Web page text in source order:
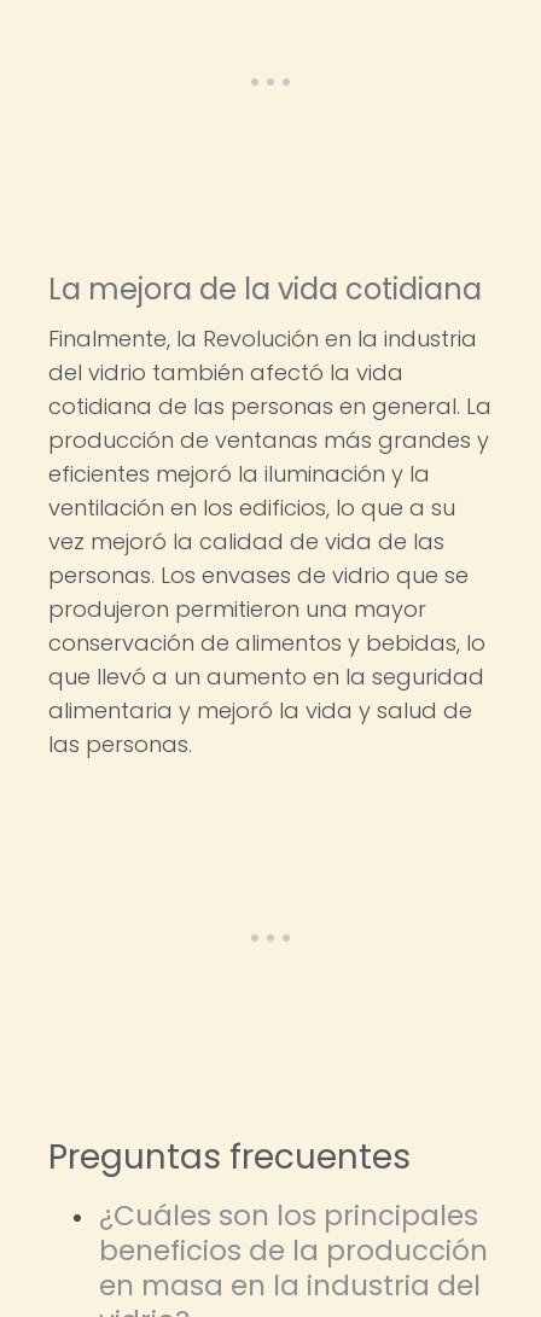
La mejora de la vida cotidiana
Finalmente, la Revolución en la industria
del vidrio también afectó la vida
cotidiana de las personas en general. La
producción de ventanas más grandes y
eficientes mejoró la iluminación y la
ventilación en los edificios, lo que a su
vez mejoró la calidad de vida de las
personas. Los envases de vidrio que se
produjeron permitieron una mayor
conservación de alimentos y bebidas, lo
que llevó a un aumento en la seguridad
alimentaria y mejoró la vida y salud de
las personas.
Preguntas frecuentes
¿Cuáles son los principales
beneficios de la producción
en masa en la industria del